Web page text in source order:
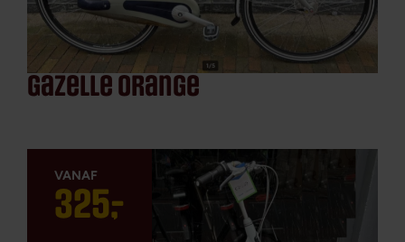
gazelle orange
325,
-